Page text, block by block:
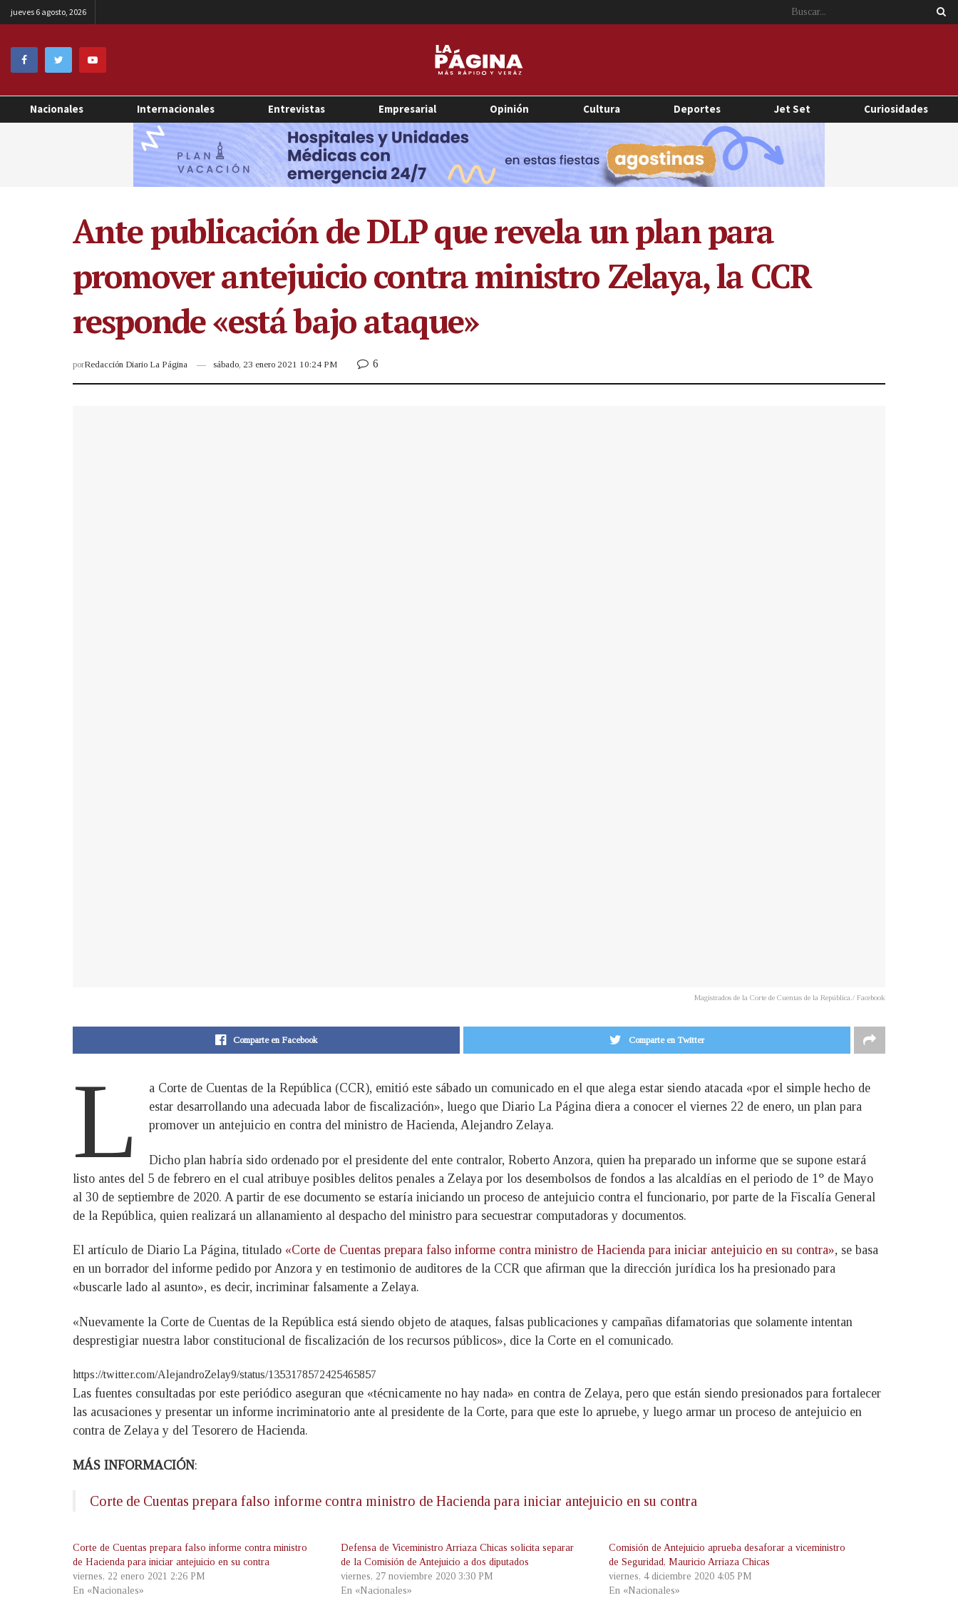
jueves 6 agosto, 2026
Nacionales Internacionales Entrevistas Empresarial Opinión Cultura Deportes Jet Set Curiosidades
Ante publicación de DLP que revela un plan para
promover antejuicio contra ministro Zelaya, la CCR
responde «está bajo ataque»
porRedacción Diario La Página sábado, 23 enero 2021 10:24 PM 6
Magistrados de la Corte de Cuentas de la República./ Facebook
Comparte en Facebook Comparte en Twitter
L
a Corte de Cuentas de la República (CCR), emitió este sábado un comunicado en el que alega estar siendo atacada «por el simple hecho de
estar desarrollando una adecuada labor de fiscalización», luego que Diario La Página diera a conocer el viernes 22 de enero, un plan para
promover un antejuicio en contra del ministro de Hacienda, Alejandro Zelaya.
Dicho plan habría sido ordenado por el presidente del ente contralor, Roberto Anzora, quien ha preparado un informe que se supone estará
listo antes del 5 de febrero en el cual atribuye posibles delitos penales a Zelaya por los desembolsos de fondos a las alcaldías en el periodo de 1° de Mayo
al 30 de septiembre de 2020. A partir de ese documento se estaría iniciando un proceso de antejuicio contra el funcionario, por parte de la Fiscalía General
de la República, quien realizará un allanamiento al despacho del ministro para secuestrar computadoras y documentos.
El artículo de Diario La Página, titulado «Corte de Cuentas prepara falso informe contra ministro de Hacienda para iniciar antejuicio en su contra», se basa
en un borrador del informe pedido por Anzora y en testimonio de auditores de la CCR que afirman que la dirección jurídica los ha presionado para
«buscarle lado al asunto», es decir, incriminar falsamente a Zelaya.
«Nuevamente la Corte de Cuentas de la República está siendo objeto de ataques, falsas publicaciones y campañas difamatorias que solamente intentan
desprestigiar nuestra labor constitucional de fiscalización de los recursos públicos», dice la Corte en el comunicado.
https://twitter.com/AlejandroZelay9/status/1353178572425465857
Las fuentes consultadas por este periódico aseguran que «técnicamente no hay nada» en contra de Zelaya, pero que están siendo presionados para fortalecer
las acusaciones y presentar un informe incriminatorio ante al presidente de la Corte, para que este lo apruebe, y luego armar un proceso de antejuicio en
contra de Zelaya y del Tesorero de Hacienda.
MÁS INFORMACIÓN:
Corte de Cuentas prepara falso informe contra ministro de Hacienda para iniciar antejuicio en su contra
Corte de Cuentas prepara falso informe contra ministro
de Hacienda para iniciar antejuicio en su contra
viernes, 22 enero 2021 2:26 PM
En «Nacionales»
Defensa de Viceministro Arriaza Chicas solicita separar
de la Comisión de Antejuicio a dos diputados
viernes, 27 noviembre 2020 3:30 PM
En «Nacionales»
Comisión de Antejuicio aprueba desaforar a viceministro
de Seguridad, Mauricio Arriaza Chicas
viernes, 4 diciembre 2020 4:05 PM
En «Nacionales»